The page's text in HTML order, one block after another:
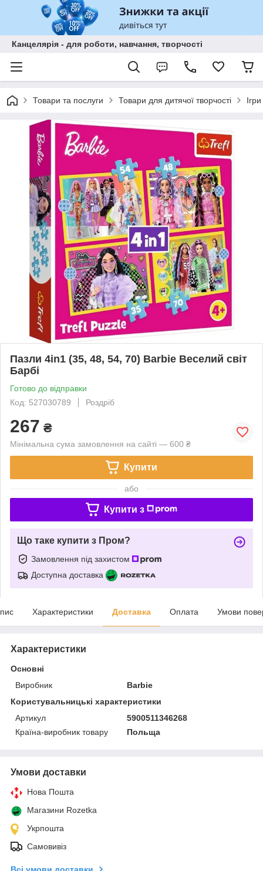
Канцелярія - для роботи, навчання, творчості
Товари та послуги Товари для дитячої творчості
Пазли 4in1 (35, 48, 54, 70) Barbie Веселий світ
Барбі
Готово до відправки
Код: 527030789
Роздріб
267 ₴
Мінімальна сума замовлення на сайті — 600 ₴
Купити
або
Купити з
Що таке купити з Пром?
Замовлення під захистом
Доступна доставка
Характеристики Доставка Оплата Умови
Характеристики
Основні
Виробник
Barbie
Користувальницькі характеристики
Артикул
5900511346268
Країна-виробник товару
Польща
Умови доставки
Нова Пошта
Магазини Rozetka
Укрпошта
Самовивіз
Всі умови доставки